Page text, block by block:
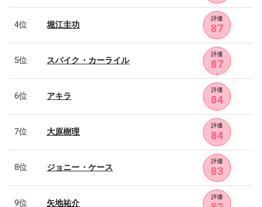
4位 堀江圭功
評価
87
5位 スパイク・カーライル
評価
87
6位 アキラ
評価
84
7位 大原樹理
評価
84
8位 ジョニー・ケース
評価
83
9位 矢地祐介
評価